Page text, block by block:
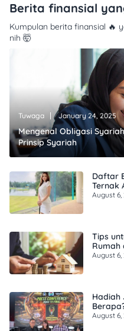
Berita finansial
Kumpulan berita finansial 🔥
nih 🤯
Tuwaga January 24, 2025
Mengenal Obligasi
Prinsip Syariah
Daftar
Ternak
August 6,
Tips
Rumah
Terbagi
August 6,
Hadiah
dan
August 6,